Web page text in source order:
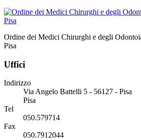
Ordine dei Medici Chirurghi e degli
Pisa
Uffici
Indirizzo
Via Angelo Battelli 5 - 56127 - Pisa
Pisa
Tel
050.579714
Fax
050.7912044